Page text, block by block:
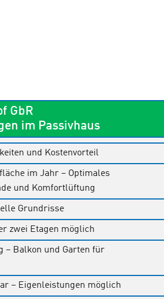
GbR
im Passivhaus
und Kostenvorteil
im Jahr – Optimales
und Komfortlüftung
Grundrisse
zwei Etagen möglich
– Balkon und Garten für
– Eigenleistungen möglich